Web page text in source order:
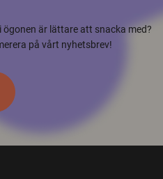
är lättare att snacka med?
på vårt nyhetsbrev!